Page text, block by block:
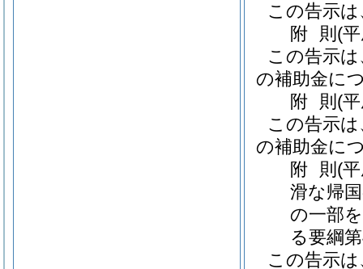
この告示
附 則 (
この告示
の補助金に
附 則 (
この告示
の補助金に
附 則 (
滑な帰
の一部
る要綱
この告示